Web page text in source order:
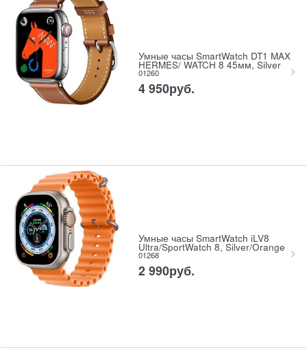
Умные часы SmartWatch DT1 MAX
HERMES/ WATCH 8 45мм, Silver
01260
4 950руб.
Умные часы SmartWatch iLV8
Ultra/SportWatch 8, Silver/Orange
01268
2 990руб.